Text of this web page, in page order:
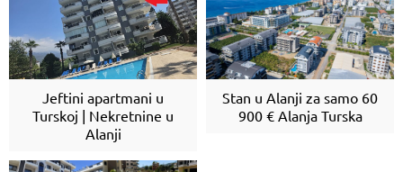
Jeftini apartmani u
Turskoj | Nekretnine u
Alanji
Stan u Alanji za samo 60
900 € Alanja Turska